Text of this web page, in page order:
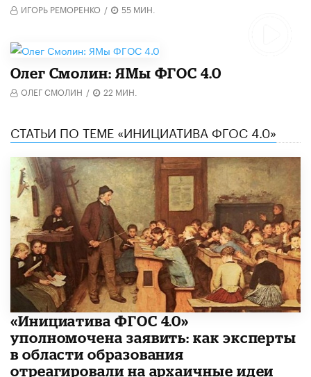
ИГОРЬ РЕМОРЕНКО / 55 МИН.
Олег Смолин: ЯМы ФГОС 4.0
ОЛЕГ СМОЛИН / 22 МИН.
СТАТЬИ ПО ТЕМЕ «ИНИЦИАТИВА ФГОС 4.0»
«Инициатива ФГОС 4.0»
уполномочена заявить: как эксперты
в области образования
отреагировали на архаичные идеи